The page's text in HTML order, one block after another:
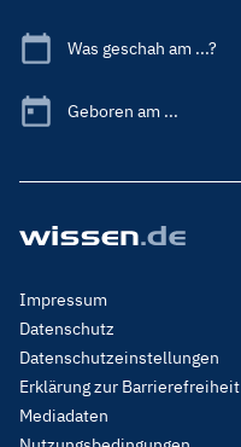
Was geschah am ...?
Geboren am ...
Footer
Menu
Legal
Impressum
Datenschutz
Datenschutzeinstellungen
Erklärung zur Barrierefreiheit
Mediadaten